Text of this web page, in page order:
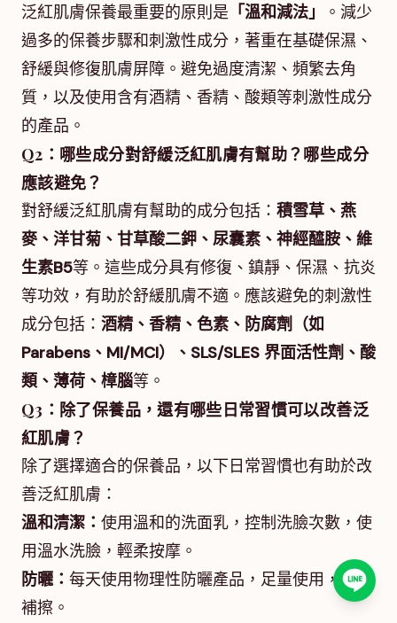
泛紅肌膚保養最重要的原則是 「溫和減法」
。減少
過多的保養步驟和刺激性成分，著重在基礎保濕、
舒緩與修復肌膚屏障。避免過度清潔、頻繁去角
質，以及使用含有酒精、香精、酸類等刺激性成分
的產品。
Q2：哪些成分對舒緩泛紅肌膚有幫助？哪些成分
應該避免？
對舒緩泛紅肌膚有幫助的成分包括： 積雪草、燕
麥、洋甘菊、甘草酸二鉀、尿囊素、神經醯胺、維
生素B5等。這些成分具有修復、鎮靜、保濕、抗炎
等功效，有助於舒緩肌膚不適。應該避免的刺激性
成分包括： 酒精、香精、色素、防腐劑（如
Parabens、MI/MCI）、SLS/SLES 界面活性劑、酸
類、薄荷、樟腦等。
Q3：除了保養品，還有哪些日常習慣可以改善泛
紅肌膚？
除了選擇適合的保養品，以下日常習慣也有助於改
善泛紅肌膚：
溫和清潔： 使用溫和的洗面乳，控制洗臉次數，使
用溫水洗臉，輕柔按摩。
防曬： 每天使用物理性防曬產品，足量使用，定時
補擦。